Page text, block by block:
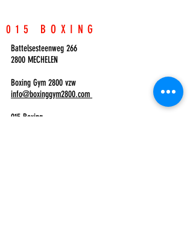
015 BOXING
Battelsesteenweg 266
2800 MECHELEN
Boxing Gym 2800 vzw
info@boxinggym2800.com
015 Boxing